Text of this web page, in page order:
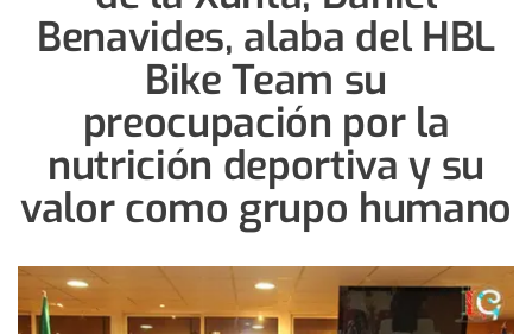
Benavides, alaba del HBL
Bike Team su
preocupación por la
nutrición deportiva y su
valor como grupo humano